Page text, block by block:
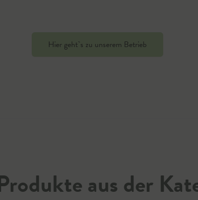
Hier geht`s zu unserem Betrieb
aus der